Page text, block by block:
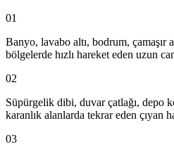
01
Banyo, lavabo altı, bodrum, çamaşır
bölgelerde hızlı hareket eden uzun
02
Süpürgelik dibi, duvar çatlağı, depo
karanlık alanlarda tekrar eden çıyan
03